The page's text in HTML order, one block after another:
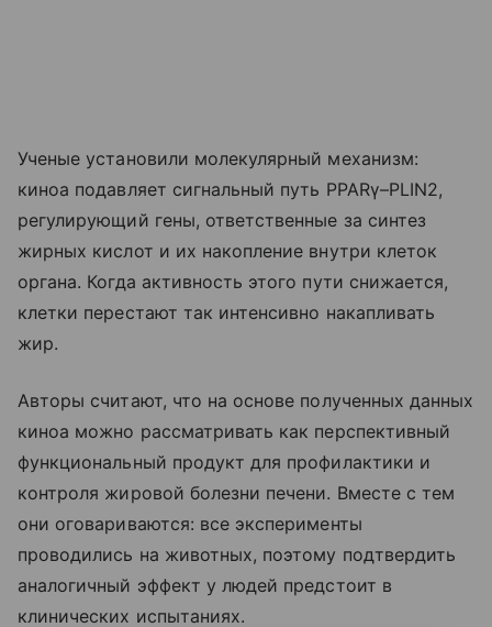
Ученые установили молекулярный механизм:
киноа подавляет сигнальный путь PPARγ–PLIN2,
регулирующий гены, ответственные за синтез
жирных кислот и их накопление внутри клеток
органа. Когда активность этого пути снижается,
клетки перестают так интенсивно накапливать
жир.
Авторы считают, что на основе полученных данных
киноа можно рассматривать как перспективный
функциональный продукт для профилактики и
контроля жировой болезни печени. Вместе с тем
они оговариваются: все эксперименты
проводились на животных, поэтому подтвердить
аналогичный эффект у людей предстоит в
клинических испытаниях.